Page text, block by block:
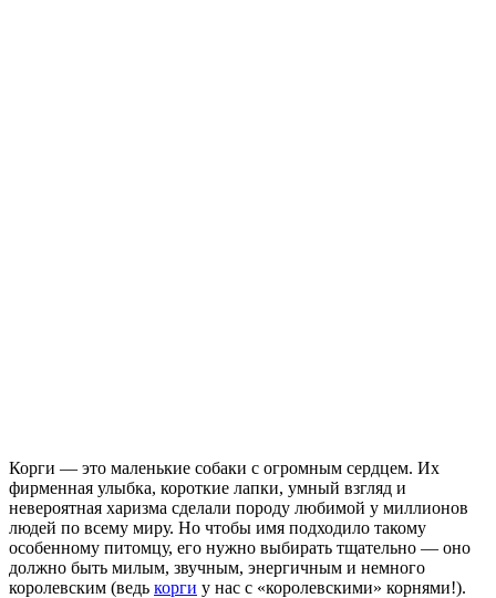
Корги — это маленькие собаки с огромным сердцем. Их
фирменная улыбка, короткие лапки, умный взгляд и
невероятная харизма сделали породу любимой у миллионов
людей по всему миру. Но чтобы имя подходило такому
особенному питомцу, его нужно выбирать тщательно — оно
должно быть милым, звучным, энергичным и немного
королевским (ведь корги у нас с «королевскими» корнями!).